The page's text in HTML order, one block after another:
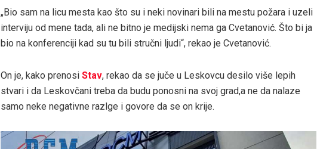
„Bio sam na licu mesta kao što su i neki novinari bili na mestu požara i uzeli
interviju od mene tada, ali ne bitno je medijski nema ga Cvetanović. Što bi ja
bio na konferenciji kad su tu bili stručni ljudi“, rekao je Cvetanović.
On je, kako prenosi Stav, rekao da se juče u Leskovcu desilo više lepih
stvari i da Leskovčani treba da budu ponosni na svoj grad,a ne da nalaze
samo neke negativne razlge i govore da se on krije.